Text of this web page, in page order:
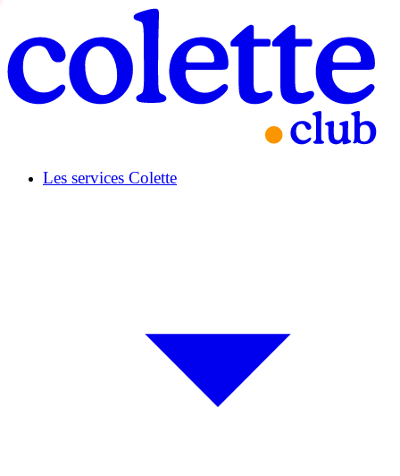
Les services Colette